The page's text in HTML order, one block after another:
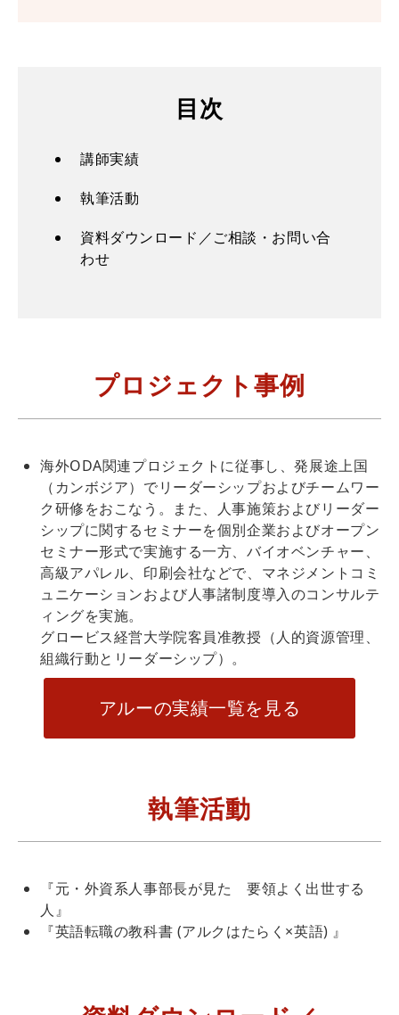
目次
講師実績
執筆活動
資料ダウンロード／ご相談・お問い合
わせ
プロジェクト事例
海外ODA関連プロジェクトに従事し、発展途上国
（カンボジア）でリーダーシップおよびチームワー
ク研修をおこなう。また、人事施策およびリーダー
シップに関するセミナーを個別企業およびオープン
セミナー形式で実施する一方、バイオベンチャー、
高級アパレル、印刷会社などで、マネジメントコミ
ュニケーションおよび人事諸制度導入のコンサルテ
ィングを実施。
グロービス経営大学院客員准教授（人的資源管理、
組織行動とリーダーシップ）。
アルーの実績一覧を見る
執筆活動
『元・外資系人事部長が見た 要領よく出世する
人』
『英語転職の教科書 (アルクはたらく×英語) 』